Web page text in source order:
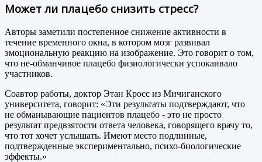
Может ли плацебо снизить стресс?
Авторы заметили постепенное снижение активности в
течение временного окна, в котором мозг развивал
эмоциональную реакцию на изображение. Это говорит о том,
что не-обманчивое плацебо физиологически успокаивало
участников.
Соавтор работы, доктор Этан Кросс из Мичиганского
университета, говорит: «Эти результаты подтверждают, что
не обманывающие пациентов плацебо - это не просто
результат предвзятости ответа человека, говорящего врачу то,
что тот хочет услышать. Имеют место подлинные,
подтвержденные экспериментально, психо-биологические
эффекты.»